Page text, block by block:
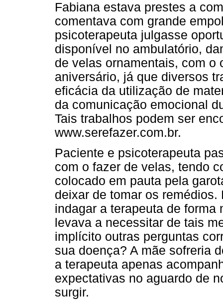
Fabiana estava prestes a
comentava com grande
psicoterapeuta julgasse
disponível no ambulatório,
de velas ornamentais, com o
aniversário, já que diversos
eficácia da utilização de
da comunicação emocional
Tais trabalhos podem ser
www.serefazer.com.br.
Paciente e psicoterapeuta
com o fazer de velas, tendo
colocado em pauta pela
deixar de tomar os
indagar a terapeuta de
levava a necessitar de tais
implícito outras perguntas
sua doença? A mãe sofreria
a terapeuta apenas
expectativas no aguardo de
surgir.